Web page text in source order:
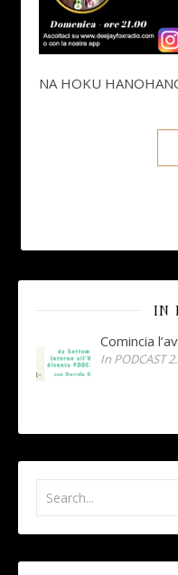
NA HOKU
IN
Comincia
In PODCAST